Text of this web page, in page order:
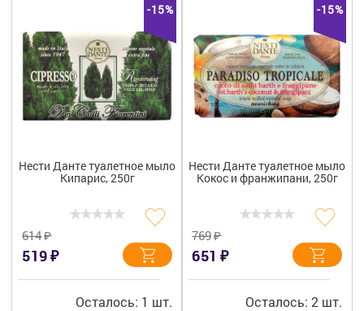
-15%
Нести Данте туалетное мыло
Кипарис, 250г
614₽
519₽
Осталось: 1 шт.
-15%
Нести Данте туалетное мыло
Кокос и франжипани, 250г
769₽
651 ₽
Осталось: 2 шт.